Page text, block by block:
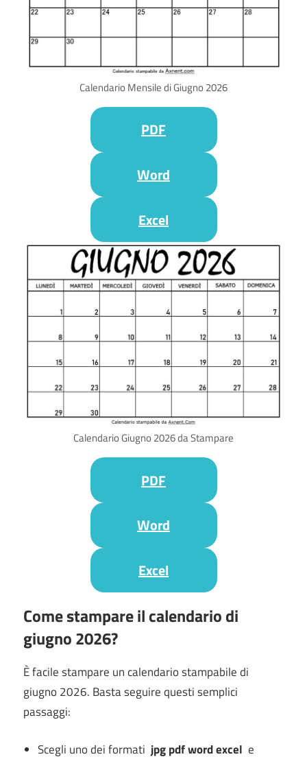
Calendario Mensile di Giugno 2026
PDF
Word
Excel
Calendario Giugno 2026 da Stampare
PDF
Word
Excel
Come stampare il calendario di
giugno 2026?
È facile stampare un calendario stampabile di
giugno 2026. Basta seguire questi semplici
passaggi:
Scegli uno dei formati jpg pdf word excel e